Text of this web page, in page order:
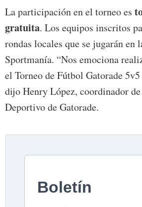
La participación en el torneo es
gratuita. Los equipos inscritos
rondas locales que se jugarán en
Sportmanía. “Nos emociona
el Torneo de Fútbol Gatorade
dijo Henry López, coordinador
Deportivo de Gatorade.